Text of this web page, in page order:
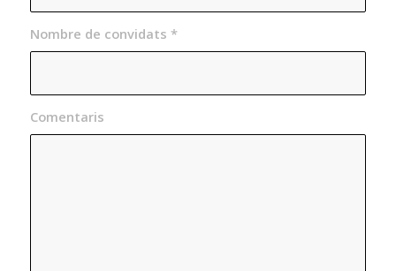
Nombre de convidats *
Comentaris